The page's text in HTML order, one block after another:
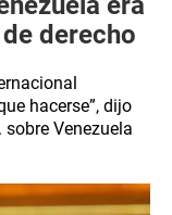
derecho
hacerse”, dijo
sobre Venezuela